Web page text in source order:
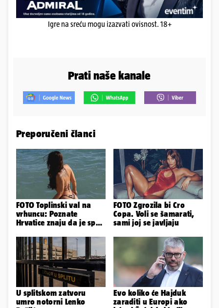
Igre na sreću mogu izazvati ovisnost. 18+
Prati naše kanale
Preporučeni članci
FOTO Toplinski val na
vrhuncu: Poznate
Hrvatice znaju da je spas
FOTO Zgrozila bi Cro
Copa. Voli se šamarati,
sami joj se javljaju
U splitskom zatvoru
umro notorni Lenko
Evo koliko će Hajduk
zaraditi u Europi ako